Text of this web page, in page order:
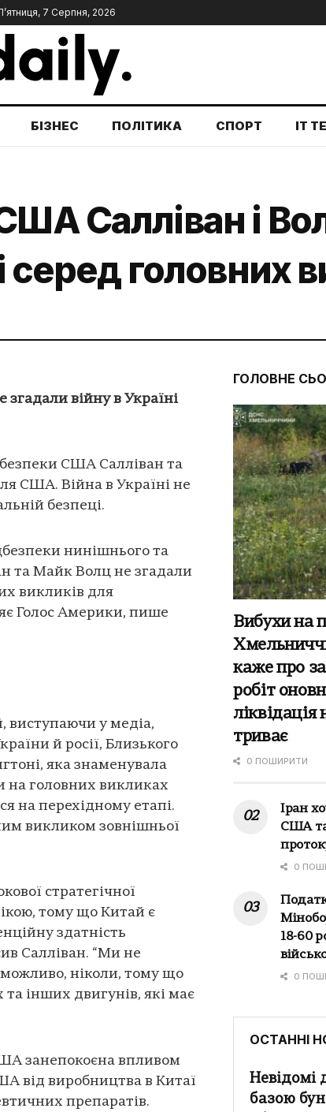
7 Серпня, 2026
БІЗНЕС ПОЛІТИКА СПОРТ IT
Салліван і
серед головних
війну в Україні
США Салліван та
США. Війна в Україні не
безпеці.
нинішнього та
та Майк Волц не згадали
викликів для
Голос Америки, пише
виступаючи у медіа,
й росії, Близького
яка знаменувала
на головних викликах
на перехідному етапі.
викликом зовнішньої
стратегічної
тому що Китай є
здатність
Салліван. “Ми не
ніколи, тому що
інших двигунів, які має
занепокоєна впливом
від виробництва в Китаї
препаратів.
ГОЛОВНЕ
Вибухи на
каже про
робіт
ліквідація
триває
0 ПОШИРИТИ
Іран
США та
0
18-60
0
ОСТАННІ
Невідомі
базою